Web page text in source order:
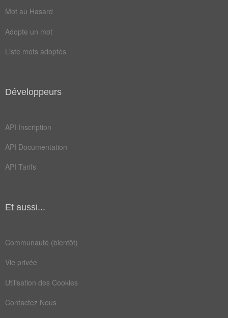
aseptique
désinfecter
fanatique
sacrifice
Mot au Hasard
Adopte un mot
Liste mots adoptés
Développeurs
API Inscription
API Documentation
API Tarifs
Et aussi...
Communauté (bientôt)
Vie privée
Utilisation des Cookies
Contactez Nous